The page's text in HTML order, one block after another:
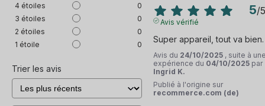
4 étoiles
0
3 étoiles
0
2 étoiles
0
1 étoile 0
Trier les avis
5/5
Avis vérifié
Super appareil, tout va bien.
Avis du 24/10/2025 , suite à
expérience du 04/10/2025 par
Ingrid K.
Publié à l'origine sur
recommerce.com (de)